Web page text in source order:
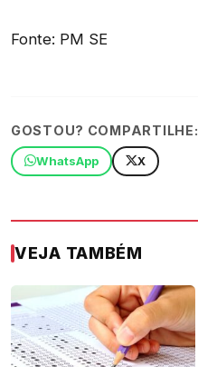
Fonte: PM SE
GOSTOU? COMPARTILHE:
WhatsApp X
VEJA TAMBÉM